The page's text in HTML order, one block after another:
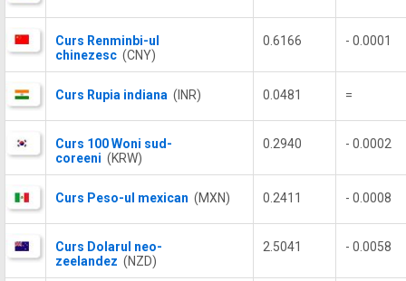
Curs Renminbi-ul
chinezesc (CNY)
0.6166 - 0.0001
Curs Rupia indiana (INR) 0.0481 =
Curs 100 Woni sud-
coreeni (KRW)
0.2940 - 0.0002
Curs Peso-ul mexican (MXN) 0.2411 - 0.0008
Curs Dolarul neo-
zeelandez (NZD)
2.5041 - 0.0058